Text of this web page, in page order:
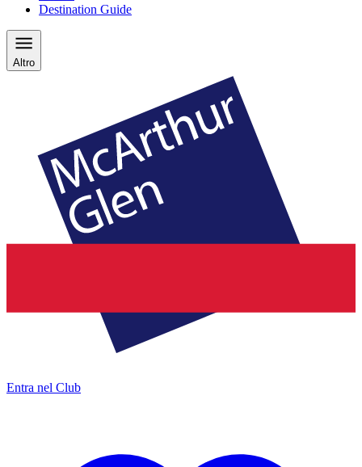
Destination Guide
Altro
Entra nel Club